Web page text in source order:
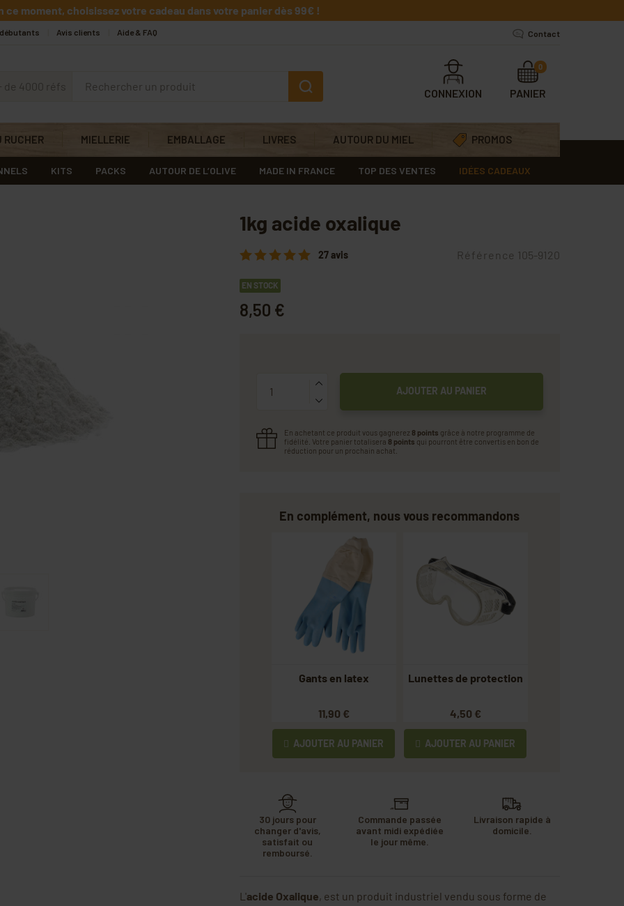
ce moment, choisissez votre cadeau dans votre panier dès 99€ !
débutants Avis clients Aide & FAQ Contact
de 4000 réfs
CONNEXION PANIER
0
RUCHER MIELLERIE EMBALLAGE LIVRES AUTOUR DU MIEL PROMOS
KITS PACKS AUTOUR DE L’OLIVE MADE IN FRANCE TOP DES VENTES IDÉES CADEAUX
1kg acide oxalique
27 avis Référence 105-9120
EN STOCK
8,50 €
AJOUTER AU PANIER
En achetant ce produit vous gagnerez 8 points grâce à notre programme de
fidélité. Votre panier totalisera 8 points qui pourront être convertis en bon de
réduction pour un prochain achat.
En complément, nous vous recommandons
Gants en latex
11,90 €
AJOUTER AU PANIER
Lunettes de protection
4,50 €
AJOUTER AU PANIER
30 jours pour
changer d'avis,
satisfait ou
remboursé.
Commande passée
avant midi expédiée
le jour même.
Livraison rapide à
domicile.
L'acide Oxalique, est un produit industriel vendu sous forme de